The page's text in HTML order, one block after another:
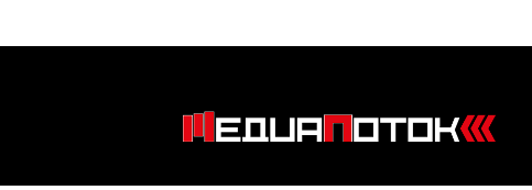
агентство
"МедиаПоток"